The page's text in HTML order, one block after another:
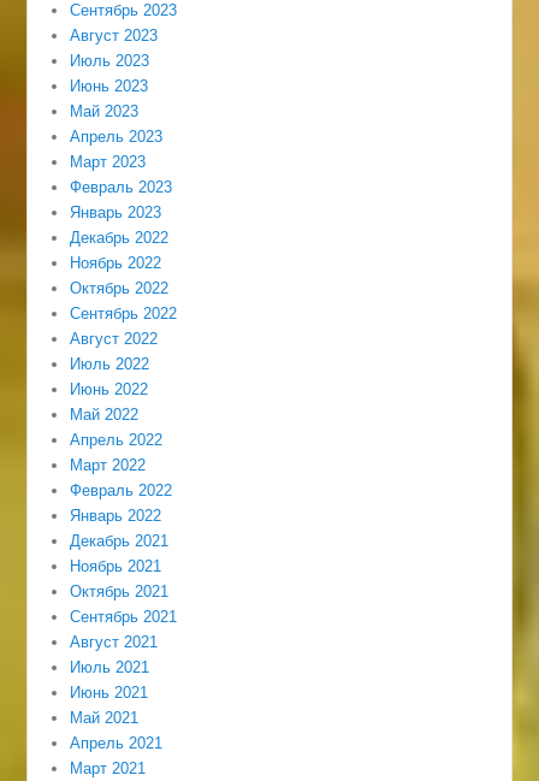
Сентябрь 2023
Август 2023
Июль 2023
Июнь 2023
Май 2023
Апрель 2023
Март 2023
Февраль 2023
Январь 2023
Декабрь 2022
Ноябрь 2022
Октябрь 2022
Сентябрь 2022
Август 2022
Июль 2022
Июнь 2022
Май 2022
Апрель 2022
Март 2022
Февраль 2022
Январь 2022
Декабрь 2021
Ноябрь 2021
Октябрь 2021
Сентябрь 2021
Август 2021
Июль 2021
Июнь 2021
Май 2021
Апрель 2021
Март 2021